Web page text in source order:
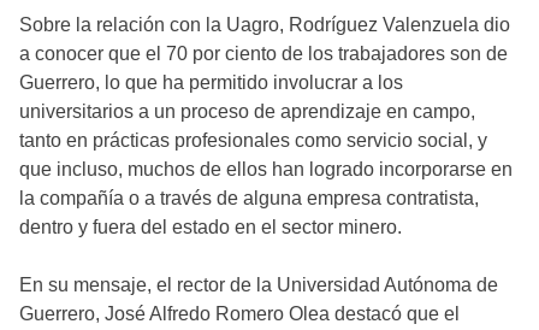
Sobre la relación con la Uagro, Rodríguez Valenzuela dio
a conocer que el 70 por ciento de los trabajadores son de
Guerrero, lo que ha permitido involucrar a los
universitarios a un proceso de aprendizaje en campo,
tanto en prácticas profesionales como servicio social, y
que incluso, muchos de ellos han logrado incorporarse en
la compañía o a través de alguna empresa contratista,
dentro y fuera del estado en el sector minero.
En su mensaje, el rector de la Universidad Autónoma de
Guerrero, José Alfredo Romero Olea destacó que el